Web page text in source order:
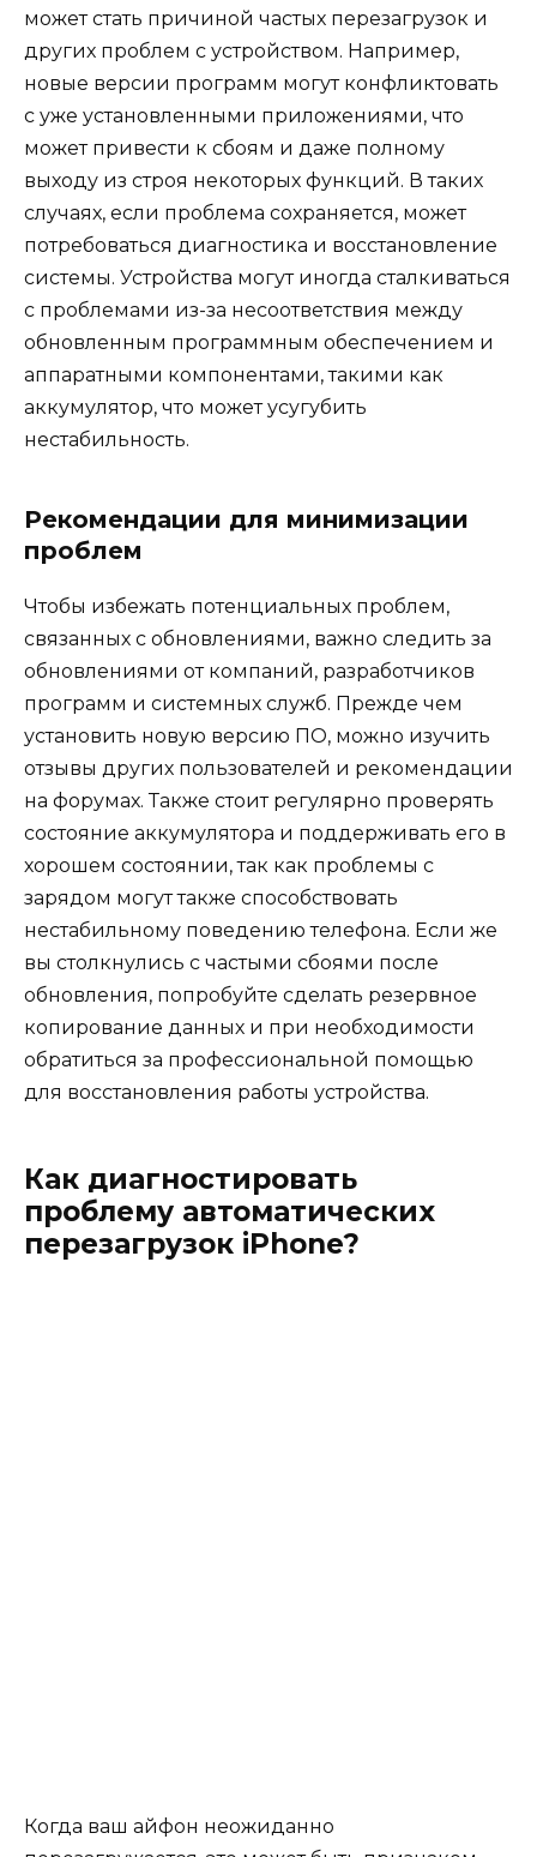
может стать причиной частых перезагрузок и
других проблем с устройством. Например,
новые версии программ могут конфликтовать
с уже установленными приложениями, что
может привести к сбоям и даже полному
выходу из строя некоторых функций. В таких
случаях, если проблема сохраняется, может
потребоваться диагностика и восстановление
системы. Устройства могут иногда сталкиваться
с проблемами из-за несоответствия между
обновленным программным обеспечением и
аппаратными компонентами, такими как
аккумулятор, что может усугубить
нестабильность.
Рекомендации для минимизации
проблем
Чтобы избежать потенциальных проблем,
связанных с обновлениями, важно следить за
обновлениями от компаний, разработчиков
программ и системных служб. Прежде чем
установить новую версию ПО, можно изучить
отзывы других пользователей и рекомендации
на форумах. Также стоит регулярно проверять
состояние аккумулятора и поддерживать его в
хорошем состоянии, так как проблемы с
зарядом могут также способствовать
нестабильному поведению телефона. Если же
вы столкнулись с частыми сбоями после
обновления, попробуйте сделать резервное
копирование данных и при необходимости
обратиться за профессиональной помощью
для восстановления работы устройства.
Как диагностировать
проблему автоматических
перезагрузок iPhone?
Когда ваш айфон неожиданно